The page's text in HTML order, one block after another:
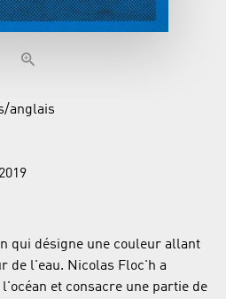
anglais
qui désigne une couleur allant
de l'eau. Nicolas Floc'h a
et consacre une partie de